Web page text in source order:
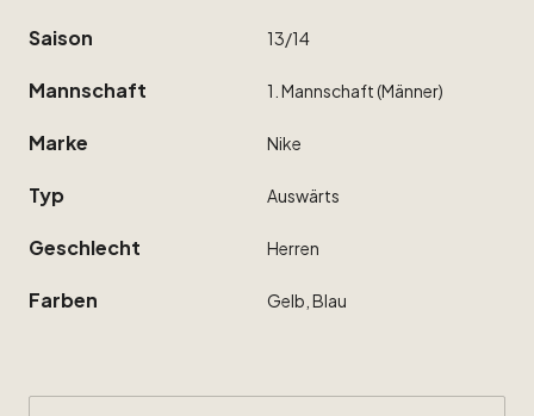
Saison 13​/​14
Mannschaft 1. Mannschaft(Männer)
Marke Nike
Typ Auswärts
Geschlecht Herren
Farben Gelb, Blau